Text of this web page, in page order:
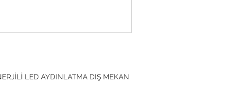
LED AYDINLATMA DIŞ MEKAN